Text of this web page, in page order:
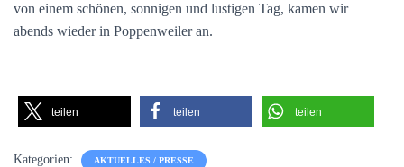
von einem schönen, sonnigen und lustigen Tag, kamen wir
abends wieder in Poppenweiler an.
teilen teilen teilen
Kategorien: AKTUELLES / PRESSE